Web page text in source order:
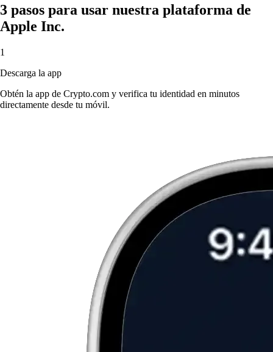
3 pasos para usar nuestra plataforma de
Apple Inc.
1
Descarga la app
Obtén la app de Crypto.com y verifica tu identidad en minutos
directamente desde tu móvil.